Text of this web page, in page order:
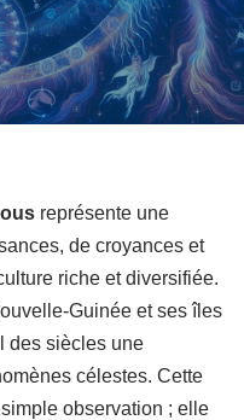
représente une
de croyances et
riche et diversifiée.
Guinée et ses îles
des siècles une
célestes. Cette
observation ; elle